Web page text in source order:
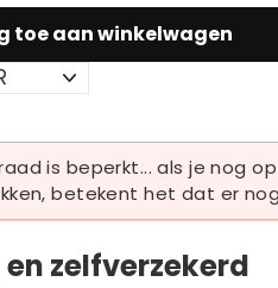
toe aan winkelwagen
is beperkt... als je nog
betekent het dat er
zelfverzekerd